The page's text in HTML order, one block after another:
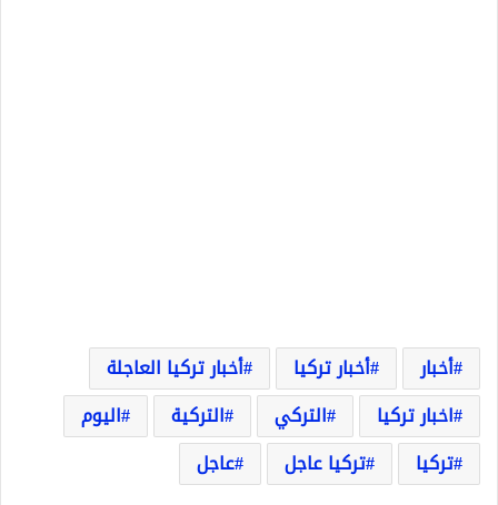
أخبار أخبار تركيا
أخبار تركيا العاجلة
اخبار تركيا
التركي التركية
اليوم
تركيا
تركيا عاجل عاجل